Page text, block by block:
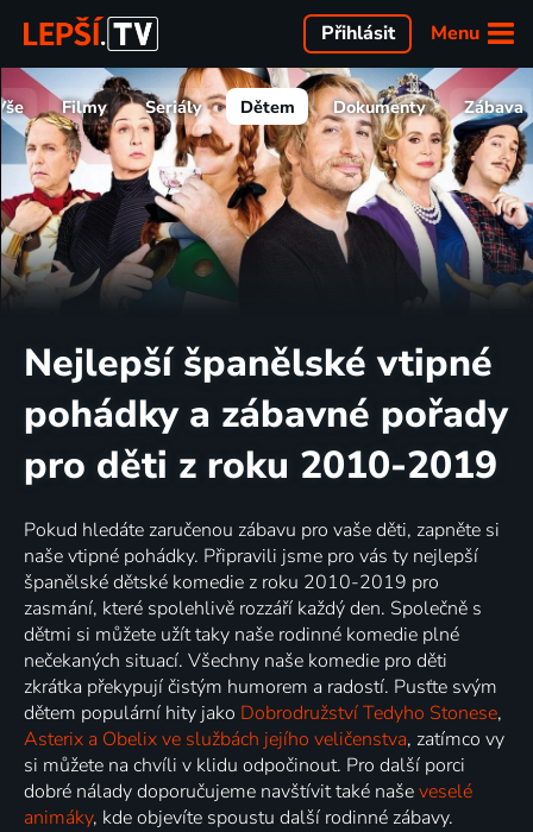
Menu
Přihlásit
Filmy Seriály Dětem Dokumenty Zábava
Nejlepší španělské vtipné
pohádky a zábavné pořady
pro děti z roku 2010-2019
Pokud hledáte zaručenou zábavu pro vaše děti, zapněte si
naše vtipné pohádky. Připravili jsme pro vás ty nejlepší
španělské dětské komedie z roku 2010-2019 pro
zasmání, které spolehlivě rozzáří každý den. Společně s
dětmi si můžete užít taky naše rodinné komedie plné
nečekaných situací. Všechny naše komedie pro děti
zkrátka překypují čistým humorem a radostí. Pusťte svým
dětem populární hity jako Dobrodružství Tedyho Stonese,
Asterix a Obelix ve službách jejího veličenstva, zatímco vy
si můžete na chvíli v klidu odpočinout. Pro další porci
dobré nálady doporučujeme navštívit také naševeselé
animáky, kde objevíte spoustu další rodinné zábavy.